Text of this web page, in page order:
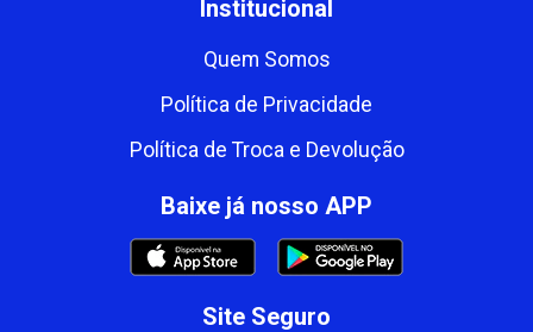
Institucional
Quem Somos
Política de Privacidade
Política de Troca e Devolução
Baixe já nosso APP
Site Seguro